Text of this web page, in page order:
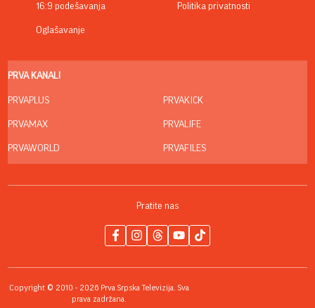
16:9 podešavanja
Oglašavanje
Politika privatnosti
PRVA KANALI
PRVAPLUS
PRVAMAX
PRVAWORLD
PRVAKICK
PRVALIFE
PRVAFILES
Pratite nas
Copyright © 2010 - 2026 Prva Srpska Televizija. Sva
prava zadržana.